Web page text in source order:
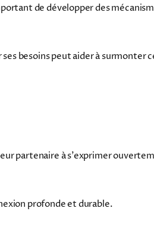
de développer des
besoins peut aider à surmonter
partenaire à s'exprimer
profonde et durable.